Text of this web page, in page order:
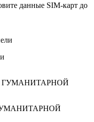
данные SIM-карт до